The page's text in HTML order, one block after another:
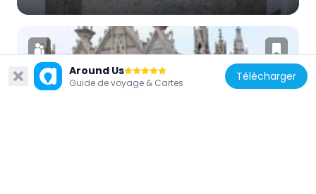
Around Us
Guide de voyage & Cartes Télécharger